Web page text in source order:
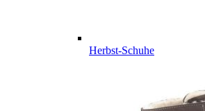
Herbst-Schuhe